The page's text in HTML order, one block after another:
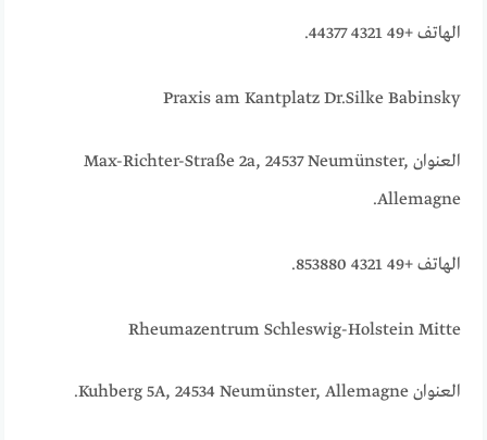
الهاتف +49 4321 44377.
Praxis am Kantplatz Dr.Silke Babinsky
العنوان Max-Richter-Straße 2a, 24537 Neumünster,
Allemagne.
الهاتف +49 4321 853880.
Rheumazentrum Schleswig-Holstein Mitte
العنوان Kuhberg 5A, 24534 Neumünster, Allemagne.